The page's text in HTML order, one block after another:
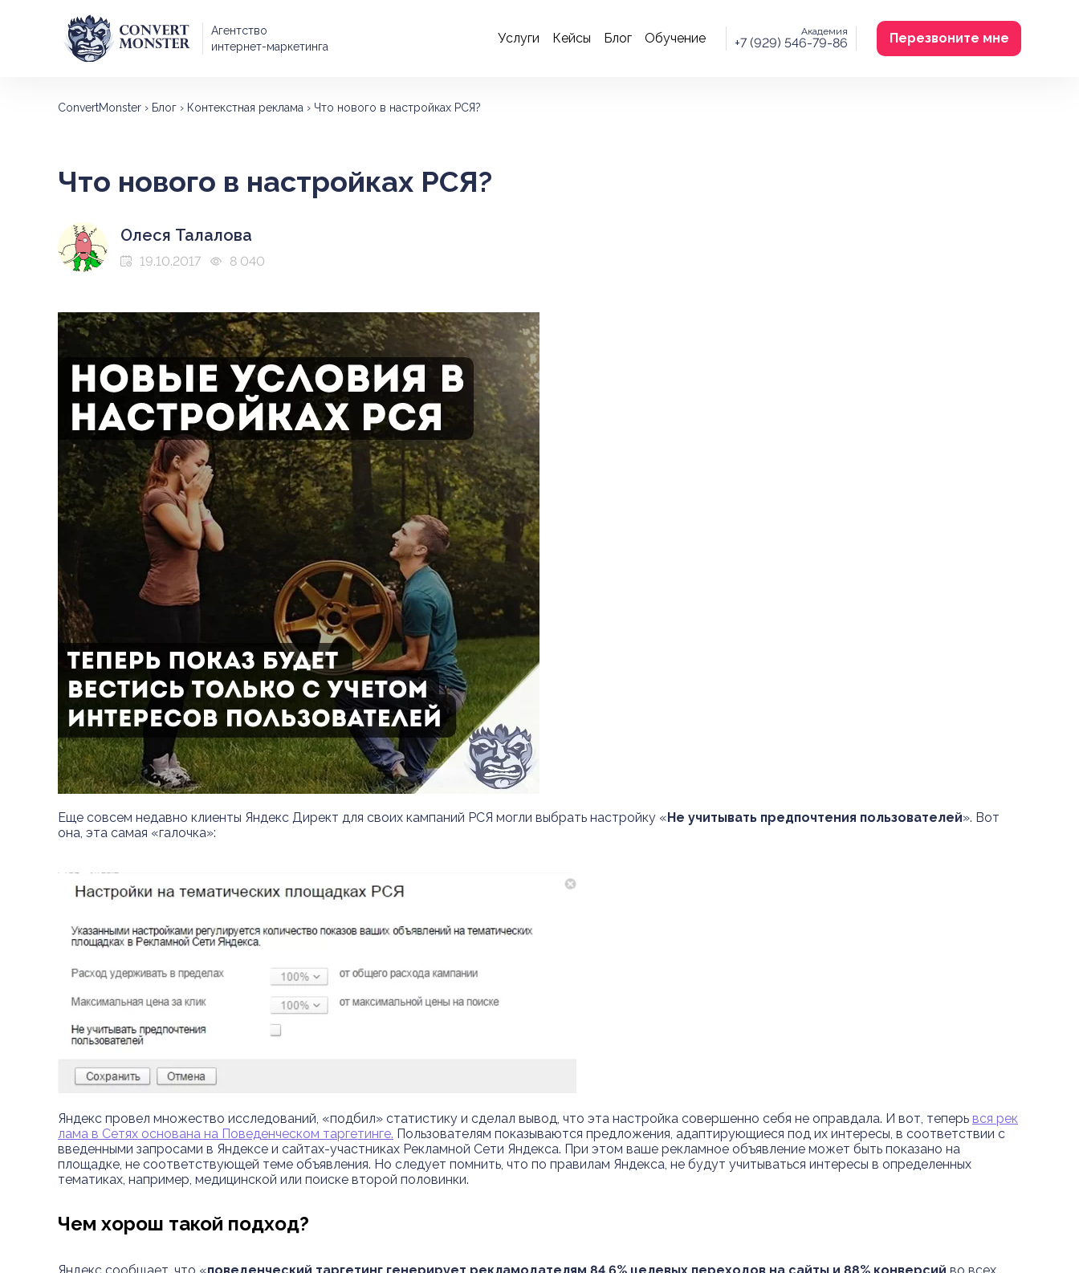
Агентство
интернет-маркетинга
Услуги Кейсы Блог Обучение Академия
+7 (929) 546-79-86 Перезвоните мне
ConvertMonster › Блог › Контекстная реклама › Что нового в настройках РСЯ?
Что нового в настройках РСЯ?
Олеся Талалова
19.10.2017 8 040
Еще совсем недавно клиенты Яндекс Директ для своих кампаний РСЯ могли выбрать настройку «Не учитывать предпочтения пользователей». Вот
она, эта самая «галочка»:
Яндекс провел множество исследований, «подбил» статистику и сделал вывод, что эта настройка совершенно себя не оправдала. И вот, теперь вся рек
лама в Сетях основана на Поведенческом таргетинге. Пользователям показываются предложения, адаптирующиеся под их интересы, в соответствии с
введенными запросами в Яндексе и сайтах-участниках Рекламной Сети Яндекса. При этом ваше рекламное объявление может быть показано на
площадке, не соответствующей теме объявления. Но следует помнить, что по правилам Яндекса, не будут учитываться интересы в определенных
тематиках, например, медицинской или поиске второй половинки.
Чем хорош такой подход?